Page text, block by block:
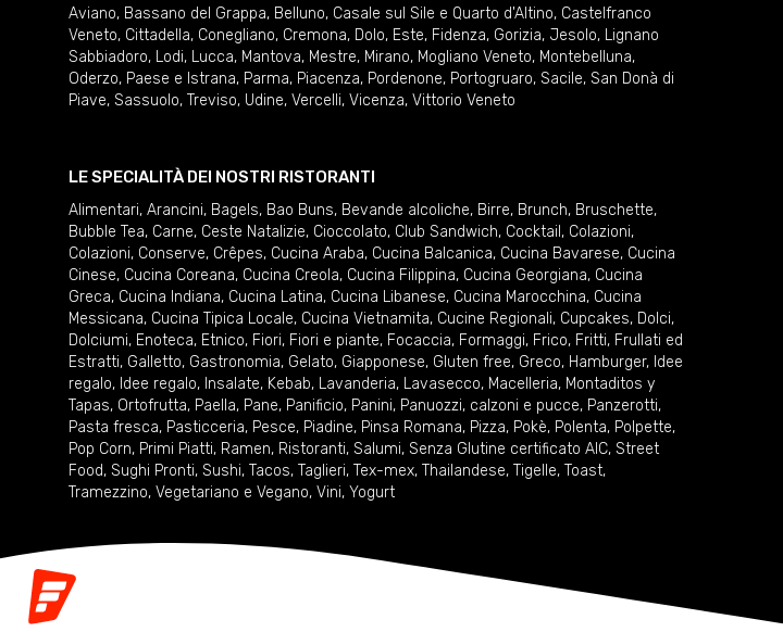
Aviano, Bassano del Grappa, Belluno, Casale sul Sile e Quarto d'Altino, Castelfranco
Veneto, Cittadella, Conegliano, Cremona, Dolo, Este, Fidenza, Gorizia, Jesolo, Lignano
Sabbiadoro, Lodi, Lucca, Mantova, Mestre, Mirano, Mogliano Veneto, Montebelluna,
Oderzo, Paese e Istrana, Parma, Piacenza, Pordenone, Portogruaro, Sacile, San Donà di
Piave, Sassuolo, Treviso, Udine, Vercelli, Vicenza, Vittorio Veneto
LE SPECIALITÀ DEI NOSTRI RISTORANTI
Alimentari, Arancini, Bagels, Bao Buns, Bevande alcoliche, Birre, Brunch, Bruschette,
Bubble Tea, Carne, Ceste Natalizie, Cioccolato, Club Sandwich, Cocktail , Colazioni,
Colazioni, Conserve, Crêpes, Cucina Araba, Cucina Balcanica, Cucina Bavarese, Cucina
Cinese, Cucina Coreana, Cucina Creola, Cucina Filippina, Cucina Georgiana, Cucina
Greca, Cucina Indiana, Cucina Latina, Cucina Libanese, Cucina Marocchina, Cucina
Messicana, Cucina Tipica Locale, Cucina Vietnamita, Cucine Regionali, Cupcakes, Dolci,
Dolciumi, Enoteca, Etnico, Fiori, Fiori e piante, Focaccia, Formaggi, Frico, Fritti, Frullati ed
Estratti, Galletto, Gastronomia, Gelato, Giapponese, Gluten free, Greco, Hamburger, Idee
regalo, Idee regalo, Insalate, Kebab, Lavanderia, Lavasecco, Macelleria, Montaditos y
Tapas, Ortofrutta, Paella, Pane, Panificio, Panini, Panuozzi, calzoni e pucce, Panzerotti,
Pasta fresca, Pasticceria, Pesce, Piadine, Pinsa Romana, Pizza, Pokè, Polenta, Polpette,
Pop Corn, Primi Piatti, Ramen, Ristoranti, Salumi, Senza Glutine certificato AIC, Street
Food, Sughi Pronti, Sushi, Tacos, Taglieri, Tex-mex, Thailandese, Tigelle, Toast,
Tramezzino, Vegetariano e Vegano, Vini, Yogurt